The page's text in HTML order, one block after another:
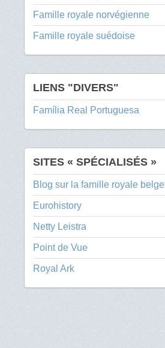
Famille royale norvégienne
Famille royale suédoise
LIENS "DIVERS"
Família Real Portuguesa
SITES « SPÉCIALISÉS »
Blog sur la famille royale belge
Eurohistory
Netty Leistra
Point de Vue
Royal Ark